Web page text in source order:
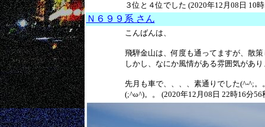
３位と４位でした (2020年12月08日 10
Ｎ６９９系 さん
こんばんは、
飛騨金山は、何度も通ってますが、
しかし、なにか風情がある雰囲気があ
先月も車で、、、、素通りでした(^-^;
(;^ω^)。。 (2020年12月08日 22時16分56